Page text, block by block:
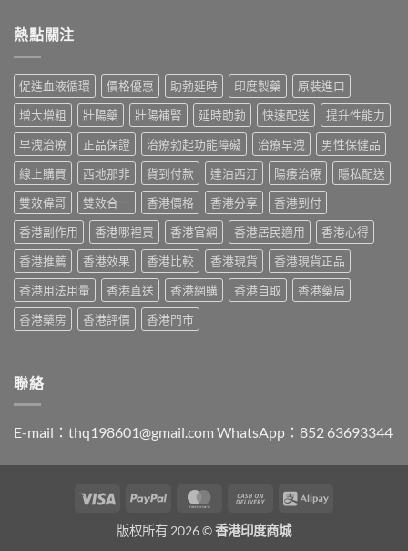
港
指
南〉
中
效
作
用
與
香
港
購
買
指
南〉
中
2026
略：
印
度
版
Viagra
售
價
比
較、
正
貨
分
辨
與
購
買
指
勁
印
版
價
格
2026：
香
港
哪
裡
買
最
划
算？
POXET-
60
與
原
廠
辨
南〉
熱點關注
促進血液循環 價格優惠 助勃延時 印度製藥
原裝進口
增大增粗
壯陽藥 壯陽補腎 延時助勃 快速配送
提升性能力
早洩治療
正品保證 治療勃起功能障礙 治療早洩
男性保健品
線上購買
西地那非 貨到付款 達泊西汀 陽痿治療
隱私配送
雙效偉哥
雙效合一 香港價格 香港分享
香港到付
香港副作用
香港哪裡買 香港官網 香港居民適用
香港心得
香港推薦
香港效果 香港比較 香港現貨
香港現貨正品
香港用法用量
香港直送 香港網購 香港自取
香港藥局
香港藥房
香港評價 香港門市
聯絡
E-mail： thq198601@gmail.com WhatsApp：852 63693344
Visa PayPal MasterCardCash
Delivery
Alipay
版权所有 2026 ©香港印度商城